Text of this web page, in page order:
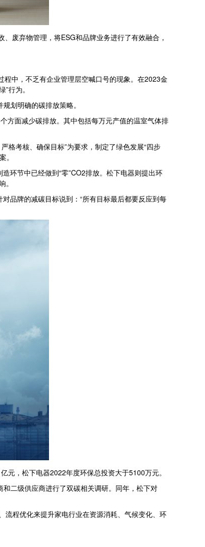
废弃物管理，将ESG和品牌业务进行了有效融合，
中，不乏有企业管理层空喊口号的现象。在2023金
行为。
划明确的碳排放策略。
面减少碳排放。其中包括每万元产值的温室气体排
考核、确保目标”为要求，制定了绿色发展“四步
环节中已经做到“零”CO2排放。松下电器则提出环
品牌的减碳目标说到：“所有目标最后都要反应到每
，松下电器2022年度环保总投资大于5100万元。
二级供应商进行了双碳相关调研。同年，松下对
程优化来提升家电行业在资源消耗、气候变化、环